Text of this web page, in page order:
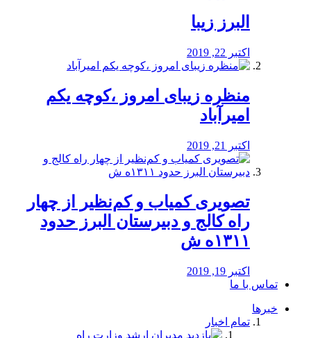
البرز زیبا
اکتبر 22, 2019
منظره‌‌ زیبای امروز ،کوچه یکم
امیرآباد
اکتبر 21, 2019
️تصویری کمیاب و کم‌نظیر از چهار
راه كالج و دبيرستان البرز حدود
۱۳۱۱ه ش
اکتبر 19, 2019
تماس با ما
خبرها
تمام اخبار